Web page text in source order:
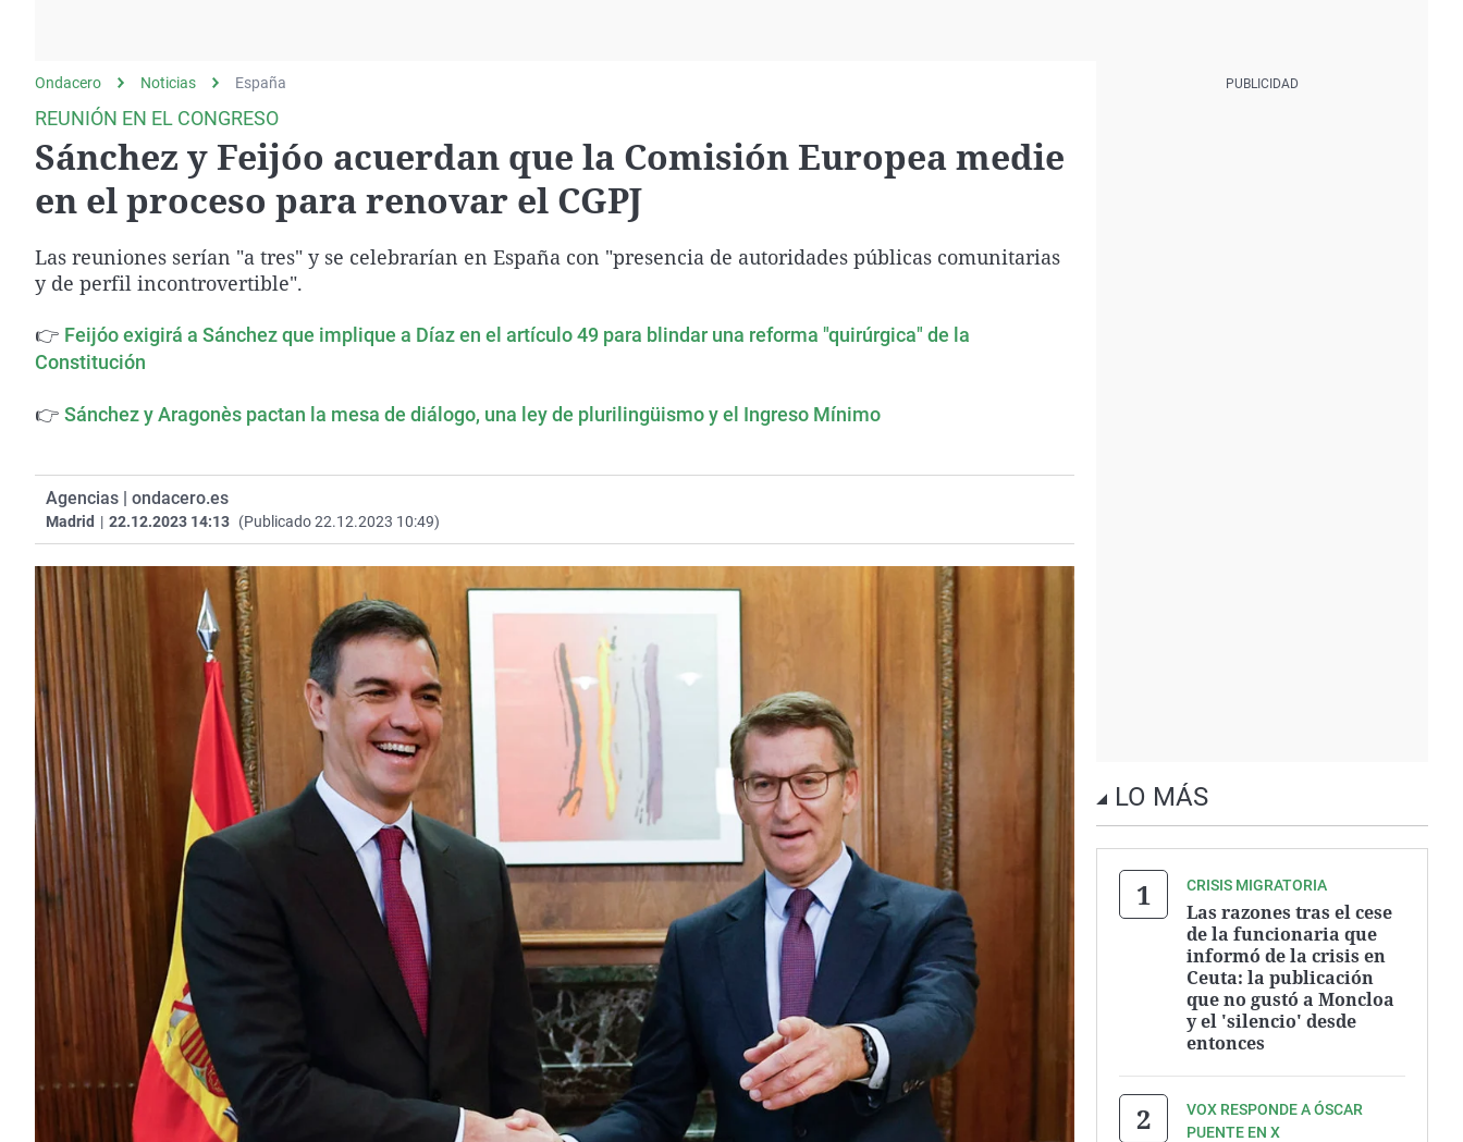
Como el perro y elEquipo de investigación
Negra
País Vasco
Ondacero Noticias España
REUNIÓN EN EL CONGRESO
Sánchez y Feijóo acuerdan que la Comisión Europea medie
en el proceso para renovar el CGPJ
Las reuniones serían "a tres" y se celebrarían en España con "presencia de autoridades públicas comunitarias
y de perfil incontrovertible".
👉 Feijóo exigirá a Sánchez que implique a Díaz en el artículo 49 para blindar una reforma "quirúrgica" de la
Constitución
👉 Sánchez y Aragonès pactan la mesa de diálogo, una ley de plurilingüismo y el Ingreso Mínimo
Agencias | ondacero.es
Madrid | 22.12.2023 14:13 (Publicado 22.12.2023 10:49)
LO MÁS
CRISIS MIGRATORIA
Las razones tras el cese
de la funcionaria que
informó de la crisis en
Ceuta: la publicación
que no gustó a Moncloa
y el 'silencio' desde
entonces
VOX RESPONDE A ÓSCAR
PUENTE EN X